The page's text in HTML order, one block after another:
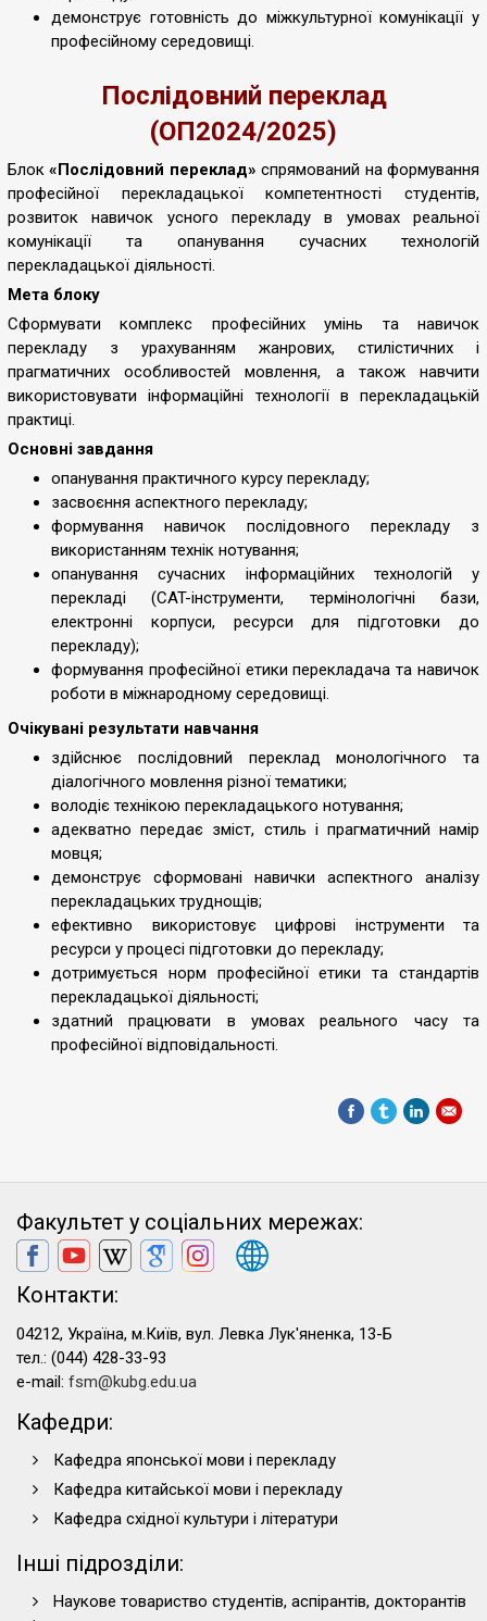
демонструє готовність до міжкультурної комунікації у
професійному середовищі.
Послідовний переклад
(ОП2024/2025)
Блок«Послідовний переклад» спрямований на формування
професійної перекладацької компетентності студентів,
розвиток навичок усного перекладу в умовах реальної
комунікації та опанування сучасних технологій
перекладацької діяльності.
Мета блоку
Сформувати комплекс професійних умінь та навичок
перекладу з урахуванням жанрових, стилістичних і
прагматичних особливостей мовлення, а також навчити
використовувати інформаційні технології в перекладацькій
практиці.
Основні завдання
опанування практичного курсу перекладу;
засвоєння аспектного перекладу;
формування навичок послідовного перекладу з
використанням технік нотування;
опанування сучасних інформаційних технологій у
перекладі (CAT-інструменти, термінологічні бази,
електронні корпуси, ресурси для підготовки до
перекладу);
формування професійної етики перекладача та навичок
роботи в міжнародному середовищі.
Очікувані результати навчання
здійснює послідовний переклад монологічного та
діалогічного мовлення різної тематики;
володіє технікою перекладацького нотування;
адекватно передає зміст, стиль і прагматичний намір
мовця;
демонструє сформовані навички аспектного аналізу
перекладацьких труднощів;
ефективно використовує цифрові інструменти та
ресурси у процесі підготовки до перекладу;
дотримується норм професійної етики та стандартів
перекладацької діяльності;
здатний працювати в умовах реального часу та
професійної відповідальності.
Факультет у соціальних мережах:
Контакти:
04212, Україна, м.Київ, вул. Левка Лук'яненка, 13-Б
тел.: (044) 428-33-93
e-mail: fsm@kubg.edu.ua
Кафедри:
Кафедра японської мови і перекладу
Кафедра китайської мови і перекладу
Кафедра східної культури і літератури
Інші підрозділи:
Наукове товариство студентів, аспірантів, докторантів